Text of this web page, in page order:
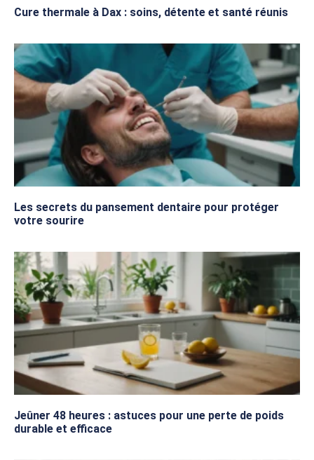
Cure thermale à Dax : soins, détente et santé réunis
Les secrets du pansement dentaire pour protéger
votre sourire
Jeûner 48 heures : astuces pour une perte de poids
durable et efficace